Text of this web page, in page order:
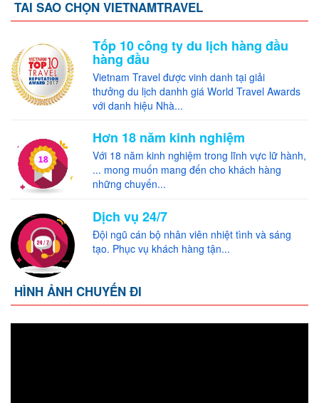
TAI SAO CHỌN VIETNAMTRAVEL
Tốp 10 công ty du lịch hàng đầu
hàng đầu
Vietnam Travel được vinh danh tại giải
thưởng du lịch danhh giá World Travel Awards
với danh hiệu Nhà...
Hơn 18 năm kinh nghiệm
Với 18 năm kinh nghiệm trong lĩnh vực lữ hành,
... mong muốn mang đến cho khách hàng
những chuyến...
Dịch vụ 24/7
Đội ngũ cán bộ nhân viên nhiệt tình và sáng
tạo. Phục vụ khách hàng tận...
HÌNH ẢNH CHUYẾN ĐI